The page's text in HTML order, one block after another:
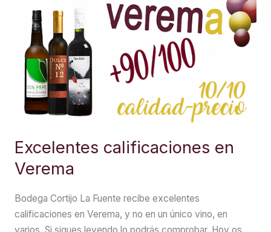
premiado
Excelentes calificaciones en
Verema
Bodega Cortijo La Fuente recibe excelentes
calificaciones en Verema, y no en un único vino, en